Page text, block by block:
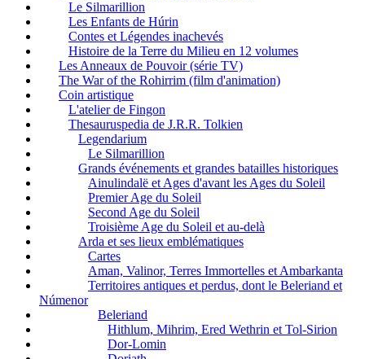
Le Silmarillion
Les Enfants de Húrin
Contes et Légendes inachevés
Histoire de la Terre du Milieu en 12 volumes
Les Anneaux de Pouvoir (série TV)
The War of the Rohirrim (film d'animation)
Coin artistique
L'atelier de Fingon
Thesauruspedia de J.R.R. Tolkien
Legendarium
Le Silmarillion
Grands événements et grandes batailles historiques
Ainulindalë et Ages d'avant les Ages du Soleil
Premier Age du Soleil
Second Age du Soleil
Troisième Age du Soleil et au-delà
Arda et ses lieux emblématiques
Cartes
Aman, Valinor, Terres Immortelles et Ambarkanta
Territoires antiques et perdus, dont le Beleriand et
Númenor
Beleriand
Hithlum, Mihrim, Ered Wethrin et Tol-Sirion
Dor-Lomin